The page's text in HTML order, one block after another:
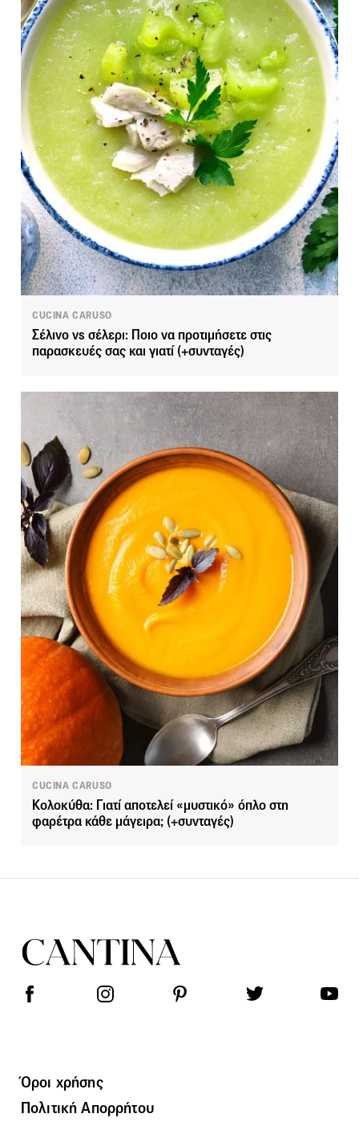
CUCINA CARUSO
Σέλινο vs σέλερι: Ποιο να προτιμήσετε στις
παρασκευές σας και γιατί (+συνταγές)
CUCINA CARUSO
Κολοκύθα: Γιατί αποτελεί «μυστικό» όπλο στη
φαρέτρα κάθε μάγειρα; (+συνταγές)
Όροι χρήσης
Πολιτική Απορρήτου